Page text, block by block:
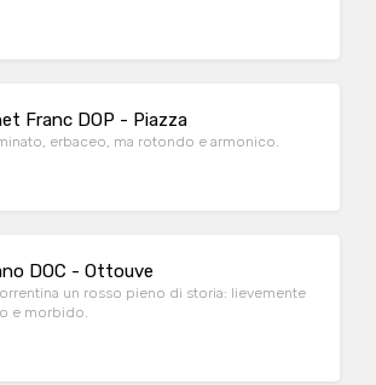
Franc DOP - Piazza
erbaceo, ma rotondo e armonico.
DOC - Ottouve
un rosso pieno di storia: lievemente
e morbido.